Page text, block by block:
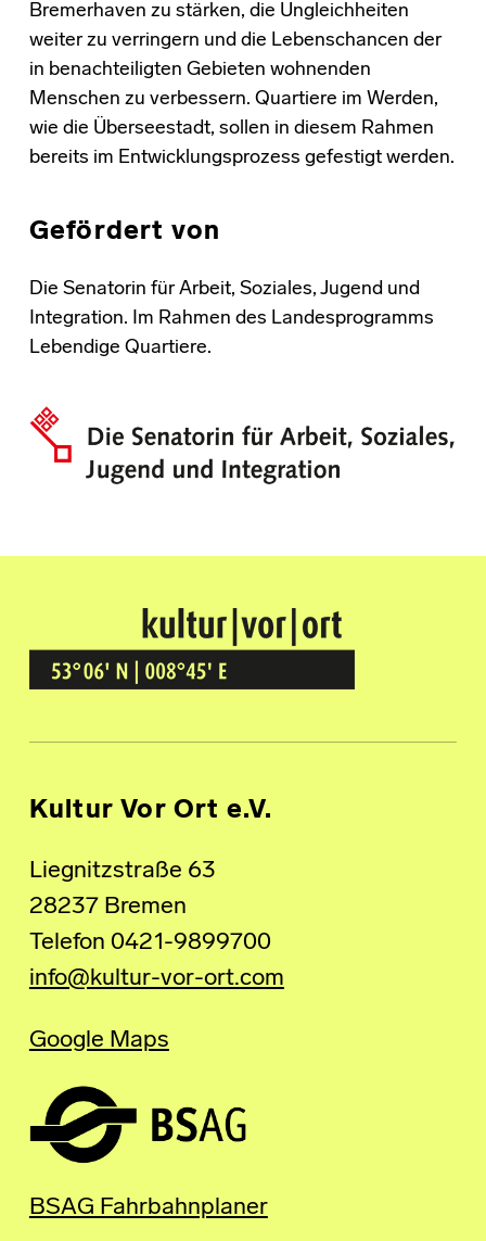
Bremerhaven zu stärken, die Ungleichheiten
weiter zu verringern und die Lebenschancen der
in benachteiligten Gebieten wohnenden
Menschen zu verbessern. Quartiere im Werden,
wie die Überseestadt, sollen in diesem Rahmen
bereits im Entwicklungsprozess gefestigt werden.
Gefördert von
Die Senatorin für Arbeit, Soziales, Jugend und
Integration. Im Rahmen des Landesprogramms
Lebendige Quartiere.
Kultur Vor Ort
BREMEN GRÖPELINGEN
Kultur Vor Ort e.V.
Liegnitzstraße 63
28237 Bremen
Telefon 0421-9899700
info@kultur-vor-ort.com
Google Maps
BSAG Fahrbahnplaner